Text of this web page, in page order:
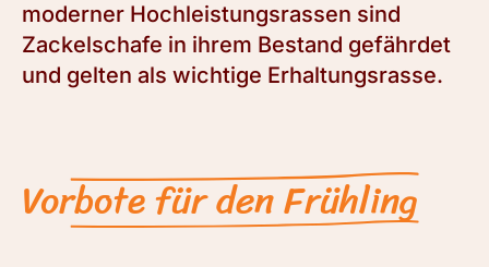
moderner Hochleistungsrassen sind
Zackelschafe in ihrem Bestand gefährdet
und gelten als wichtige Erhaltungsrasse.
Vorbote für den Frühling